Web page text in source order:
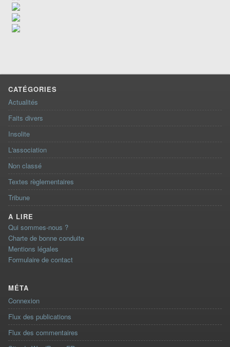
CATÉGORIES
Actualités
Faits divers
Insolite
L'association
Non classé
Textes règlementaires
Tribune
A LIRE
Qui sommes-nous ?
Charte de bonne conduite
Mentions légales
Formulaire de contact
MÉTA
Connexion
Flux des publications
Flux des commentaires